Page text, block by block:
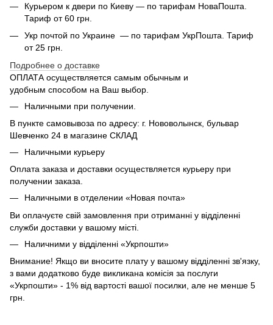
Курьером к двери по Киеву — по тарифам НоваПошта.
Тариф от 60 грн.
Укр почтой по Украине — по тарифам УкрПошта. Тариф
от 25 грн.
Подробнее о доставке
ОПЛАТА осуществляется самым обычным и
удобным способом на Ваш выбор.
Наличными при получении.
В пункте самовывоза по адресу: г. Нововолынск, бульвар
Шевченко 24 в магазине СКЛАД
Наличными курьеру
Оплата заказа и доставки осуществляется курьеру при
получении заказа.
Наличными в отделении «Новая почта»
Ви оплачуєте свій замовлення при отриманні у відділенні
служби доставки у вашому місті.
Наличними у відділенні «Укрпошти»
Внимание! Якщо ви вносите плату у вашому відділенні зв'язку,
з вами додатково буде викликана комісія за послуги
«Укрпошти» - 1% від вартості вашої посилки, але не менше 5
грн.